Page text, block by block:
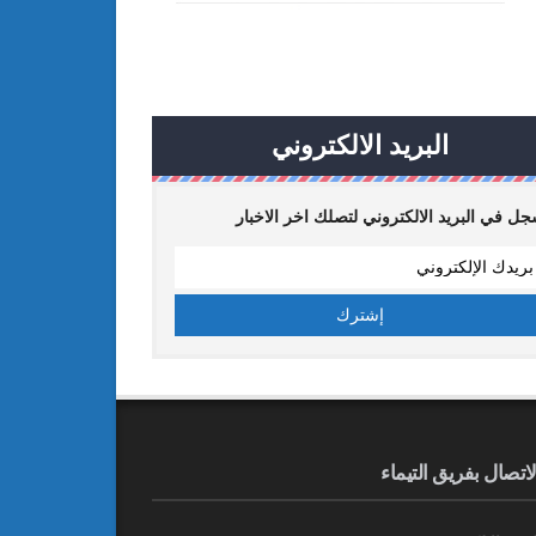
البريد الالكتروني
في البريد الالكتروني لتصلك اخر الاخبار
الاتصال بفريق التيماء